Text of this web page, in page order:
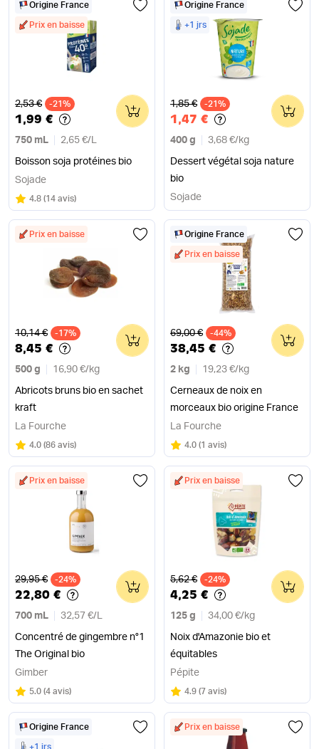
Origine France
Prix en baisse
Ancien prix
2,53 € -21%
1,99 €
750 mL 2,65 €/ L
Boisson soja protéines bio
0
Sojade
Note
4.8 sur 5
(14 avis)
Origine France
+1 jrs
Ancien prix
1,85 € -21%
1,47 €
400 g 3,68 €/ kg
Dessert végétal soja nature
bio
0
Sojade
Prix en baisse
Ancien prix
10,14 € -17%
8,45 €
500 g 16,90 €/ kg
Abricots bruns bio en sachet
kraft
0
La Fourche
Note
4.0 sur 5
(86 avis)
Origine France
Prix en baisse
Ancien prix
69,00 € -44%
38,45 €
2 kg 19,23 €/ kg
Cerneaux de noix en
morceaux bio origine France
0
La Fourche
Note
4.0 sur 5
(1 avis)
Prix en baisse
Ancien prix
29,95 € -24%
22,80 €
700 mL 32,57 €/ L
Concentré de gingembre n°1
The Original bio
0
Gimber
Note
5.0 sur 5
(4 avis)
Prix en baisse
Ancien prix
5,62 € -24%
4,25 €
125 g 34,00 €/ kg
Noix d'Amazonie bio et
équitables
0
Pépite
Note
4.9 sur 5
(7 avis)
Origine France
+1 jrs
Prix en baisse